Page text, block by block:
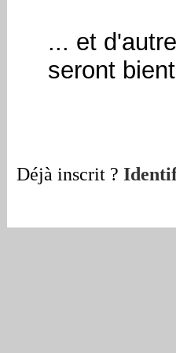
... et
seront
Déjà inscrit ?